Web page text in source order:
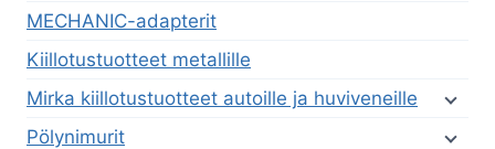
MECHANIC-adapterit
Kiillotustuotteet metallille
Mirka kiillotustuotteet autoille ja huviveneille
Pölynimurit